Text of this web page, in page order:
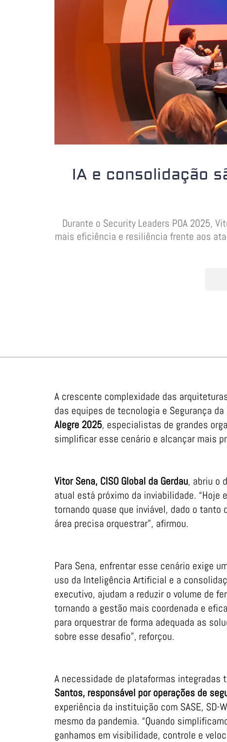
IA e consolidação
Durante o Security Leaders POA 2025,
mais eficiência e resiliência frente aos
A crescente complexidade das
das equipes de tecnologia e Segurança
Alegre 2025, especialistas de grandes
simplificar esse cenário e alcançar mais
Vitor Sena, CISO Global da Gerdau, abriu o
atual está próximo da inviabilidade. “Hoje
tornando quase que inviável, dado o
área precisa orquestrar”, afirmou.
Para Sena, enfrentar esse cenário exige
uso da Inteligência Artificial e a
executivo, ajudam a reduzir o volume de
tornando a gestão mais coordenada e
para orquestrar de forma adequada as
sobre esse desafio”, reforçou.
A necessidade de plataformas integradas
Santos, responsável por operações de
experiência da instituição com SASE, SD-
mesmo da pandemia. “Quando
ganhamos em visibilidade, controle e